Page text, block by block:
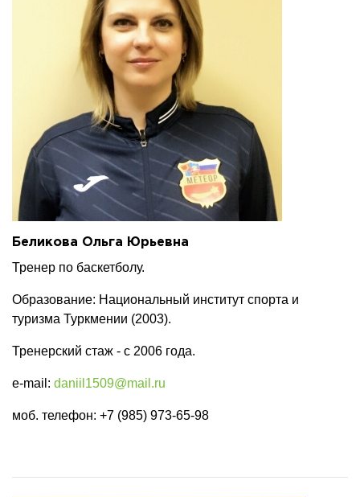
Беликова Ольга Юрьевна
Тренер по баскетболу.
Образование: Национальный институт спорта и
туризма Туркмении (2003).
Тренерский стаж - с 2006 года.
e-mail: daniil1509@mail.ru
моб. телефон: +7 (985) 973-65-98